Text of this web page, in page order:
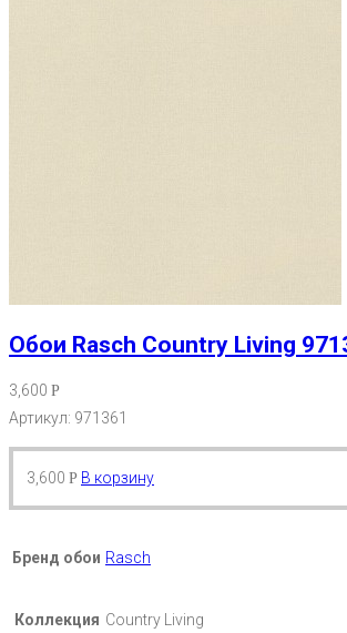
Обои Rasch Country Living
3,600 Р
Артикул: 971361
3,600 Р В корзину
Бренд обои Rasch
Коллекция Country Living